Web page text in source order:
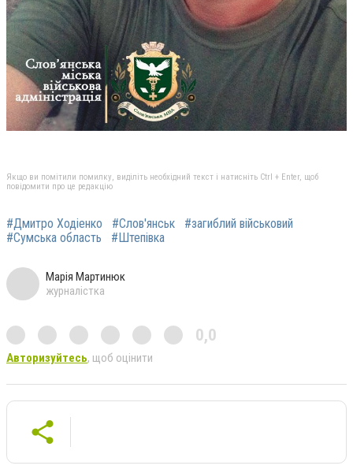
Якщо ви помітили помилку, виділіть необхідний текст і натисніть Ctrl + Enter, щоб
повідомити про це редакцію
#Дмитро Ходіенко #Слов'янськ
#загиблий військовий
#Сумська область
#Штепівка
Марія Мартинюк
журналістка
0,0
Авторизуйтесь, щоб оцінити